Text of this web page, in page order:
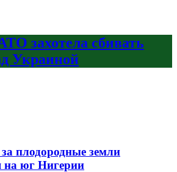
захотела сбивать
Украиной
плодородные земли
на юг Нигерии